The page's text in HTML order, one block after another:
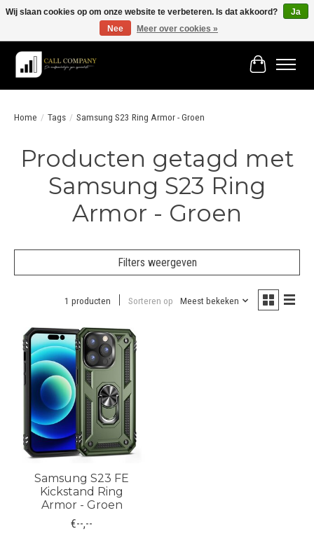
Vóór 19:00 besteld morgen in huis!
Winkelwagen
Home / Tags / Samsung S23 Ring Armor - Groen
Producten getagd met
Samsung S23 Ring
Armor - Groen
Filters weergeven
1 producten Sorteren op Meest bekeken
Samsung S23 FE
Kickstand Ring
Armor - Groen
€--,--
Wij slaan cookies op om onze website te verbeteren. Is dat akkoord?
Ja
Nee
Meer over cookies »